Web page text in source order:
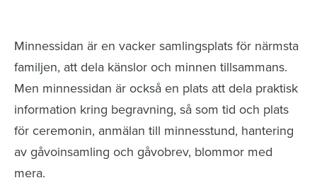
Minnessidan är en vacker samlingsplats för närmsta
familjen, att dela känslor och minnen tillsammans.
Men minnessidan är också en plats att dela praktisk
information kring begravning, så som tid och plats
för ceremonin, anmälan till minnesstund, hantering
av gåvoinsamling och gåvobrev, blommor med
mera.